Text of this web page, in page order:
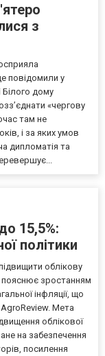
з
повідомили у
Білого дому
«чергову
там не
і за яких умов
дипломатія та
15,5%:
політики
облікову
пояснює зростанням
інфляції, що
Мета
облікової
на забезпечення
посилення